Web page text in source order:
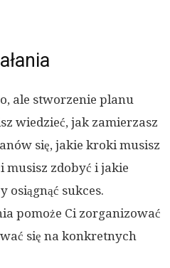
ale stworzenie planu
wiedzieć, jak zamierzasz
się, jakie kroki musisz
musisz zdobyć i jakie
osiągnąć sukces.
pomoże Ci zorganizować
się na konkretnych